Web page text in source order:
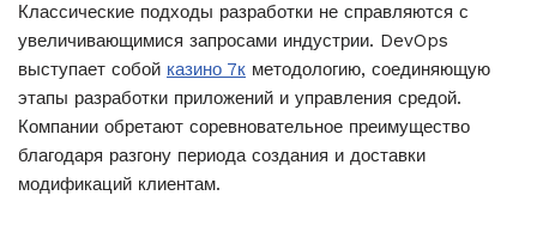
Классические подходы разработки не справляются с
увеличивающимися запросами индустрии. DevOps
выступает собой казино 7к методологию, соединяющую
этапы разработки приложений и управления средой.
Компании обретают соревновательное преимущество
благодаря разгону периода создания и доставки
модификаций клиентам.